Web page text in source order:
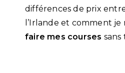
différences de prix
l’Irlande et comment je
faire mes courses sans